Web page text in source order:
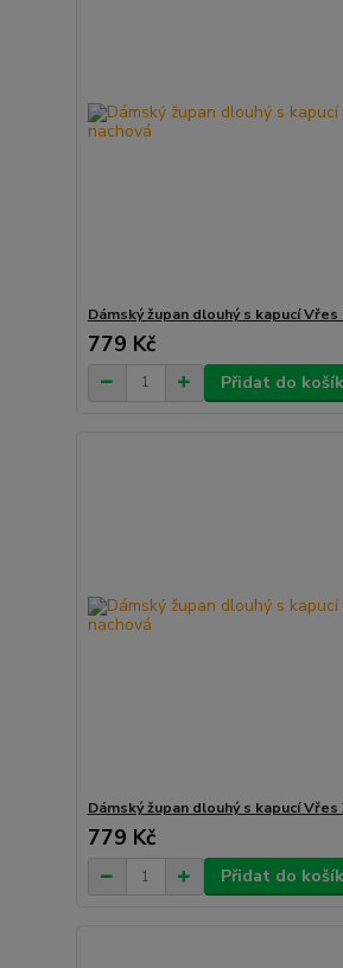
Dámský župan dlouhý s kapucí Vřes
779 Kč
Přidat do
Dámský župan dlouhý s kapucí Vřes
779 Kč
Přidat do